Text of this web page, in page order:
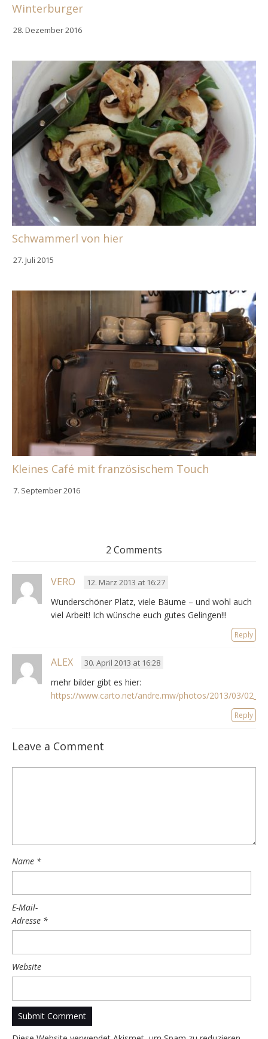
Winterburger
28. Dezember 2016
Schwammerl von hier
27. Juli 2015
Kleines Café mit französischem Touch
7. September 2016
2 Comments
VERO 12. März 2013 at 16:27
Wunderschöner Platz, viele Bäume – und wohl auch
viel Arbeit! Ich wünsche euch gutes Gelingen!!!
Reply
ALEX 30. April 2013 at 16:28
mehr bilder gibt es hier:
https://www.carto.net/andre.mw/photos/2013/03/
Reply
Leave a Comment
Name *
E-Mail-
Adresse *
Website